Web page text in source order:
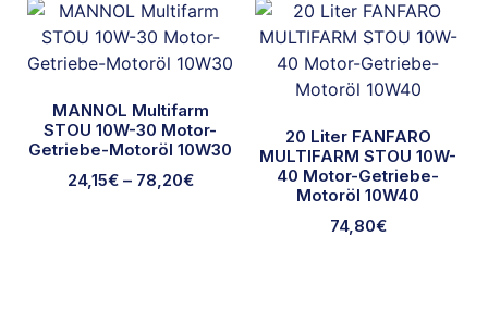
MANNOL Multifarm
STOU 10W-30 Motor-
Getriebe-Motoröl 10W30
24,15€– 78,20€
20 Liter FANFARO
MULTIFARM STOU 10W-
40 Motor-Getriebe-
Motoröl 10W40
74,80€